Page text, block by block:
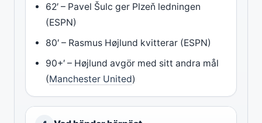
62′ – Pavel Šulc ger Plzeň ledningen
(ESPN)
80′ – Rasmus Højlund kvitterar (ESPN)
90+′ – Højlund avgör med sitt andra mål
(Manchester United)